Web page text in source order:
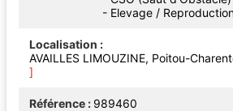
- Elevage /
Localisation
AVAILLES LIMOUZINE, Poitou-
]
Référence 989460